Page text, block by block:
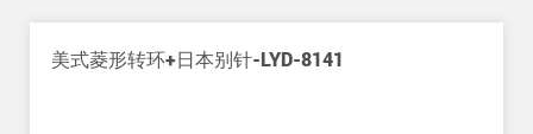
美式菱形转环+日本别针-LYD-8141